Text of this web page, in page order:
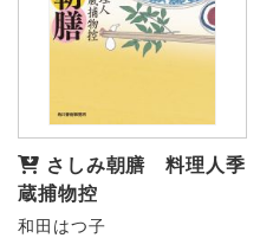
さしみ朝膳 料理人季
蔵捕物控
和田はつ子